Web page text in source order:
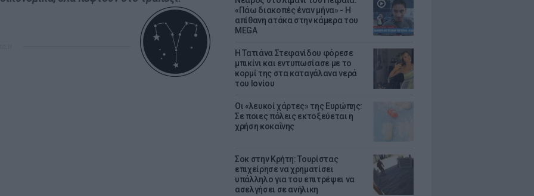
«Πάω διακοπές έναν μήνα» - Η
απίθανη ατάκα στην κάμερα του
MEGA
Η Τατιάνα Στεφανίδου φόρεσε
μπικίνι και εντυπωσίασε με το
κορμί της στα καταγάλανα νερά
του Ιονίου
Οι «λευκοί χάρτες» της Ευρώπης:
Σε ποιες πόλεις εκτοξεύεται η
χρήση κοκαΐνης
Σοκ στην Κρήτη: Τουρίστας
επιχείρησε να χρηματίσει
υπάλληλο για του επιτρέψει να
ασελγήσει σε ανήλικη